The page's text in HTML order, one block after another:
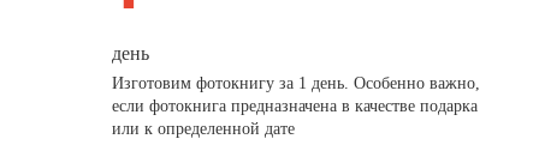
день
Изготовим фотокнигу за 1 день. Особенно важно,
если фотокнига предназначена в качестве подарка
или к определенной дате